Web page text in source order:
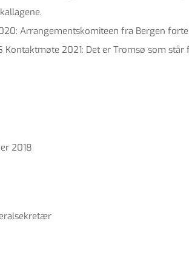
Arrangementskomiteen fra Bergen
Kontaktmøte 2021: Det er Tromsø som står
2018